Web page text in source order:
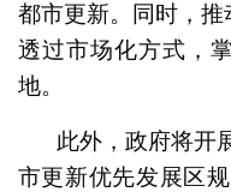
都市更新。同时，推
透过市场化方式，
地。
此外，政府将开
市更新优先发展区